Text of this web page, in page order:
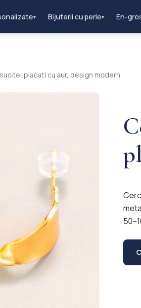
▾ Bijuterii cu perle▾ En-
placati cu aur, design modern